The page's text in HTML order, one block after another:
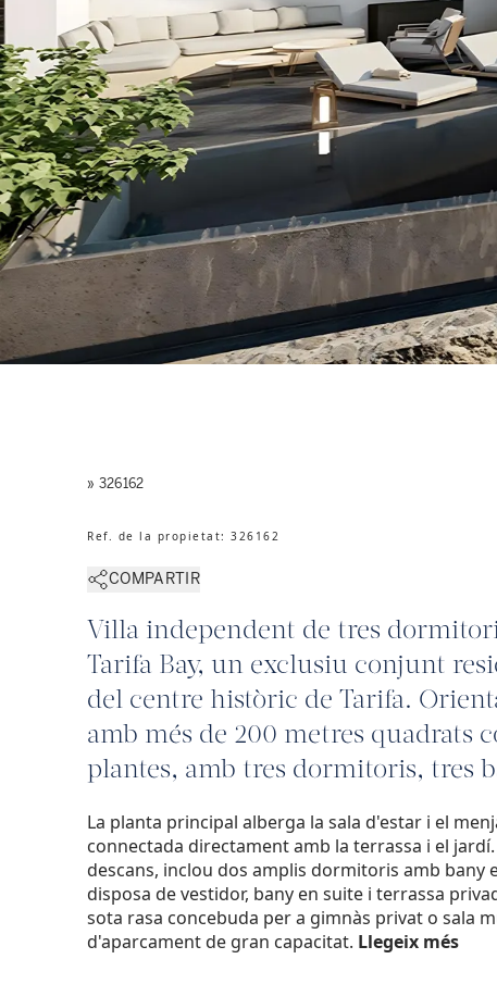
» 326162
Ref. de la propietat: 326162
COMPARTIR
Villa independent de tres
Tarifa Bay, un exclusiu conjunt
del centre històric de Tarifa.
amb més de 200 metres quadrats
plantes, amb tres dormitoris, tres
La planta principal alberga la sala d'estar i el
connectada directament amb la terrassa i el
descans, inclou dos amplis dormitoris amb
disposa de vestidor, bany en suite i terrassa
sota rasa concebuda per a gimnàs privat o sala
d'aparcament de gran capacitat. Llegeix més